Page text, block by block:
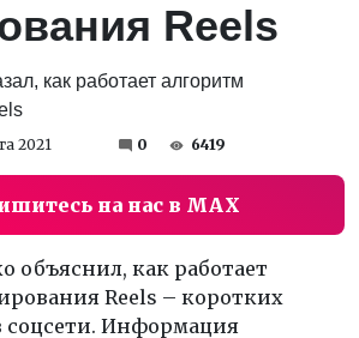
Reels
2021 0 6419
на нас в MAX
объяснил, как работает
Reels – коротких
соцсети. Информация